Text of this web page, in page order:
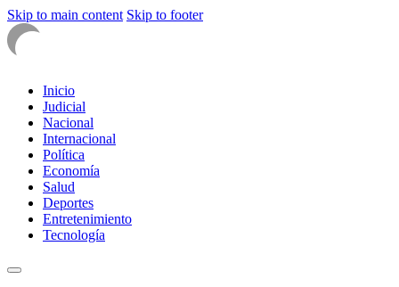
Skip to main content Skip to footer
Inicio
Judicial
Nacional
Internacional
Política
Economía
Salud
Deportes
Entretenimiento
Tecnología